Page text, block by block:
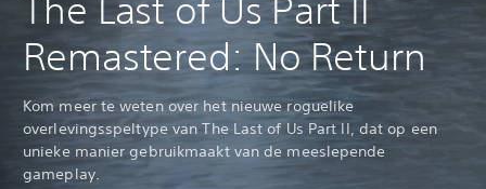
The Last of Us Part II
Remastered: No Return
Kom meer te weten over het nieuwe roguelike
overlevingsspeltype van The Last of Us Part II, dat op een
unieke manier gebruikmaakt van de meeslepende
gameplay.